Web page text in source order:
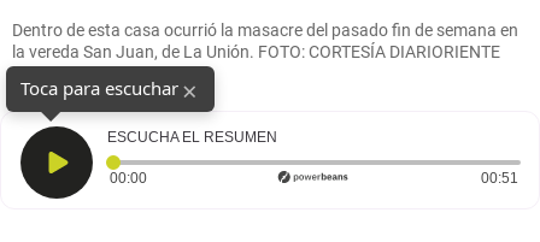
Dentro de esta casa ocurrió la masacre del pasado fin de semana en
la vereda San Juan, de La Unión. FOTO: CORTESÍA DIARIORIENTE
Toca para escuchar ×
ESCUCHA EL RESUMEN
00:00Tiempo transcurrido: 0 segundos 00:51